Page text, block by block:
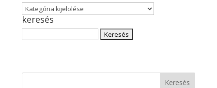
Cikk
kategória
(angol,
magyar)
keresés